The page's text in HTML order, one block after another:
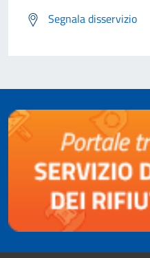
Segnala disservizio